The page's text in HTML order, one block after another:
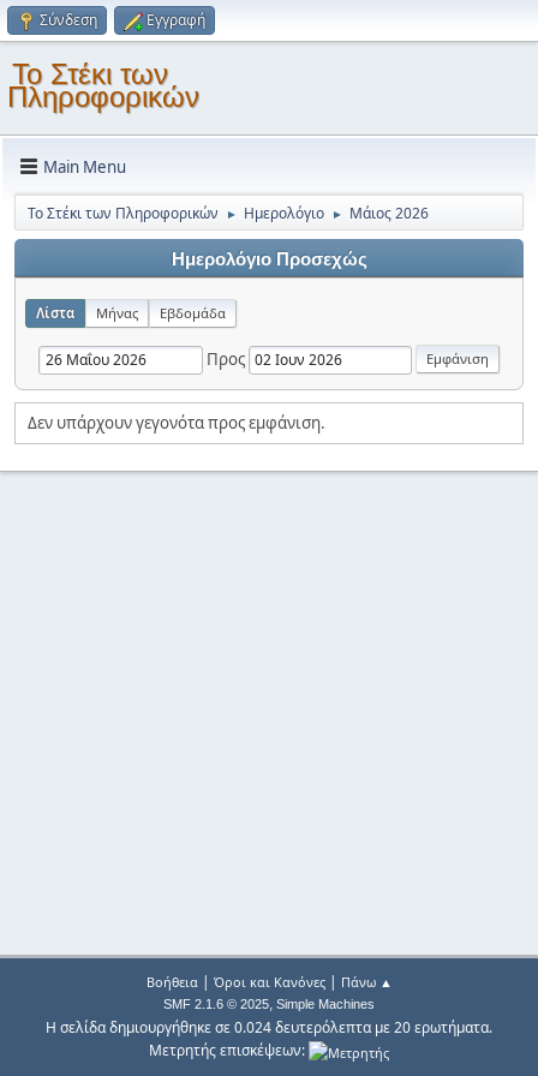
Σύνδεση Εγγραφή
Το Στέκι των
Πληροφορικών
Main Menu
Το Στέκι των Πληροφορικών ► Ημερολόγιο ► Μάιος 2026
Ημερολόγιο Προσεχώς
Λίστα Μήνας Εβδομάδα
Προς
Δεν υπάρχουν γεγονότα προς εμφάνιση.
Βοήθεια| Όροι και Κανόνες| Πάνω ▲
SMF 2.1.6 © 2025, Simple Machines
Η σελίδα δημιουργήθηκε σε 0.024 δευτερόλεπτα με 20 ερωτήματα.
Μετρητής επισκέψεων: